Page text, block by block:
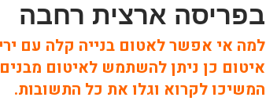
בפריסה ארצית רחבה
למה אי אפשר לאטום בנייה קלה עם
איטום כן ניתן להשתמש לאיטום
המשיכו לקרוא וגלו את כל התשובות.